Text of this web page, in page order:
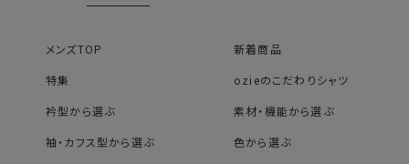
メンズTOP
新着商品
特集
ozieのこだわりシャツ
衿型から選ぶ
素材・機能から選ぶ
袖・カフス型から選ぶ
色から選ぶ